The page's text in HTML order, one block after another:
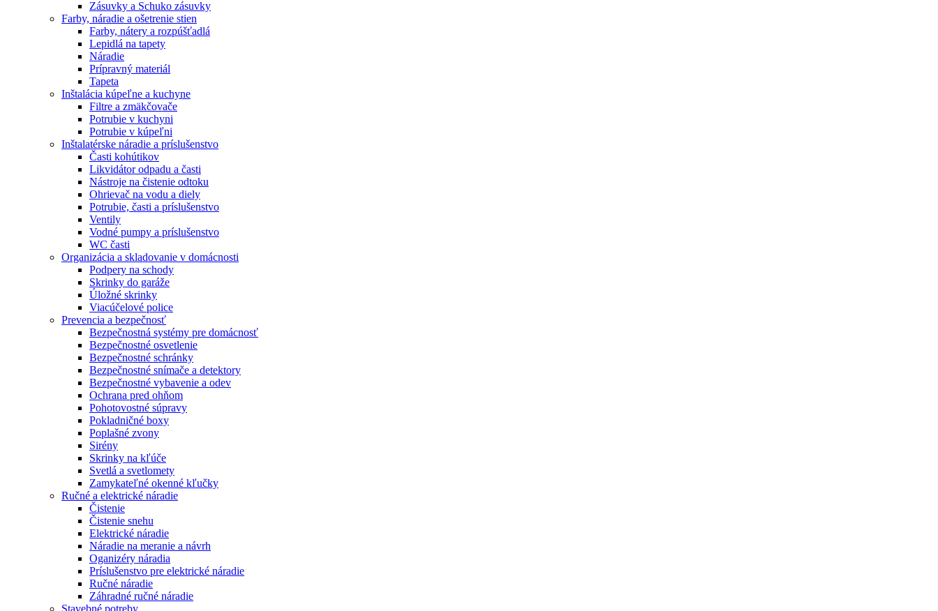
Zásuvky a Schuko zásuvky
Farby, náradie a ošetrenie stien
Farby, nátery a rozpúšťadlá
Lepidlá na tapety
Náradie
Prípravný materiál
Tapeta
Inštalácia kúpeľne a kuchyne
Filtre a zmäkčovače
Potrubie v kuchyni
Potrubie v kúpeľni
Inštalatérske náradie a príslušenstvo
Časti kohútikov
Likvidátor odpadu a časti
Nástroje na čistenie odtoku
Ohrievač na vodu a diely
Potrubie, časti a príslušenstvo
Ventily
Vodné pumpy a príslušenstvo
WC časti
Organizácia a skladovanie v domácnosti
Podpery na schody
Skrinky do garáže
Úložné skrinky
Viacúčelové police
Prevencia a bezpečnosť
Bezpečnostná systémy pre domácnosť
Bezpečnostné osvetlenie
Bezpečnostné schránky
Bezpečnostné snímače a detektory
Bezpečnostné vybavenie a odev
Ochrana pred ohňom
Pohotovostné súpravy
Pokladničné boxy
Poplašné zvony
Sirény
Skrinky na kľúče
Svetlá a svetlomety
Zamykateľné okenné kľučky
Ručné a elektrické náradie
Čistenie
Čistenie snehu
Elektrické náradie
Náradie na meranie a návrh
Oganizéry náradia
Príslušenstvo pre elektrické náradie
Ručné náradie
Záhradné ručné náradie
Stavebné potreby